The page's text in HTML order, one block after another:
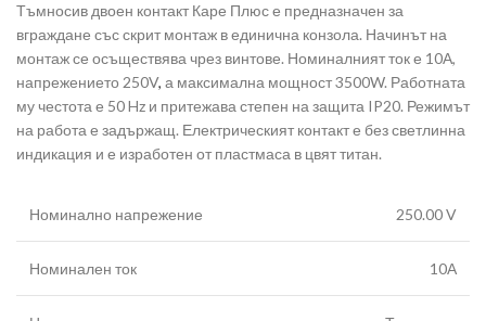
Тъмносив двоен контакт Каре Плюс е предназначен за
вграждане със скрит монтаж в единична конзола. Начинът на
монтаж се осъществява чрез винтове. Номиналният ток е 10А,
напрежението 250V, а максимална мощност 3500W. Работната
му честота е 50 Hz и притежава степен на защита IP20. Режимът
на работа е задържащ. Електрическият контакт е без светлинна
индикация и е изработен от пластмаса в цвят титан.
Номинално напрежение 250.00 V
Номинален ток 10А